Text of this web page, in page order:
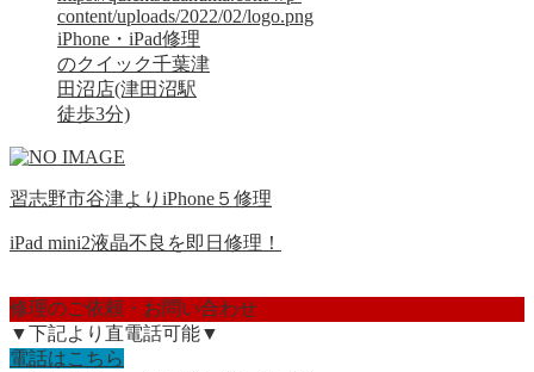
content/uploads/2022/02/logo.png
iPhone・iPad修理
のクイック千葉津
田沼店(津田沼駅
徒歩3分)
習志野市谷津よりiPhone５修理
iPad mini2液晶不良を即日修理！
修理のご依頼・お問い合わせ
▼下記より直電話可能▼
電話はこちら